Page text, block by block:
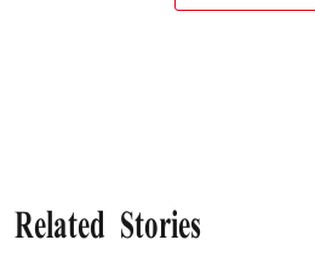
Related Stories